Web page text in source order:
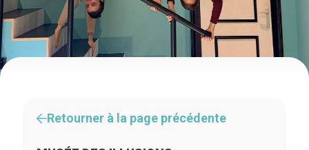
Retourner à la page précédente